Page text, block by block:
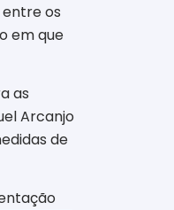
os
em que
as
Arcanjo
de